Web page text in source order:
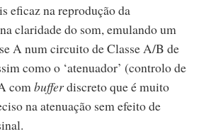
eficaz na reprodução da
claridade do som, emulando um
A num circuito de Classe A/B de
como o ‘atenuador’ (controlo de
com bufferdiscreto que é muito
na atenuação sem efeito de